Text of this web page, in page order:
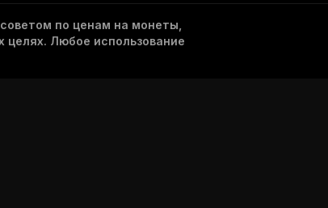
по ценам на монеты,
Любое использование